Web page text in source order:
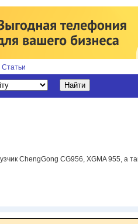
Статьи
ChengGong CG956, XGMA 955, а